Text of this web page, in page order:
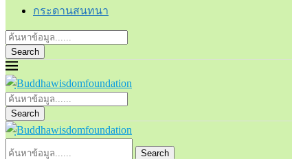
กระดานสนทนา
Search
Search
Search